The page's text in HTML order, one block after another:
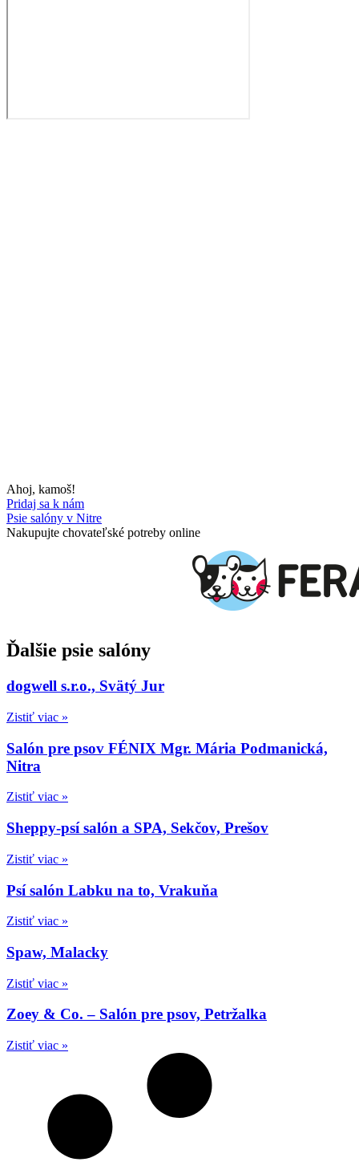
Ahoj, kamoš!
Pridaj sa k nám
Psie salóny v Nitre
Nakupujte chovateľské potreby online
Ďalšie psie salóny
dogwell s.r.o., Svätý Jur
Zistiť viac »
Salón pre psov FÉNIX Mgr. Mária Podmanická,
Nitra
Zistiť viac »
Sheppy-psí salón a SPA, Sekčov, Prešov
Zistiť viac »
Psí salón Labku na to, Vrakuňa
Zistiť viac »
Spaw, Malacky
Zistiť viac »
Zoey & Co. – Salón pre psov, Petržalka
Zistiť viac »